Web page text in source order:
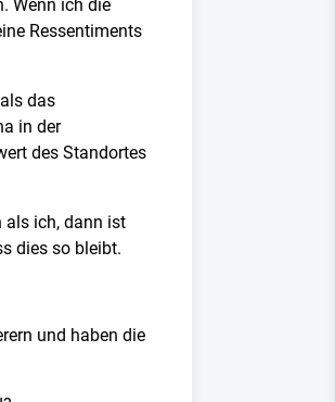
Wenn ich die
Ressentiments
das
in der
des Standortes
als ich, dann ist
dies so bleibt.
und haben die